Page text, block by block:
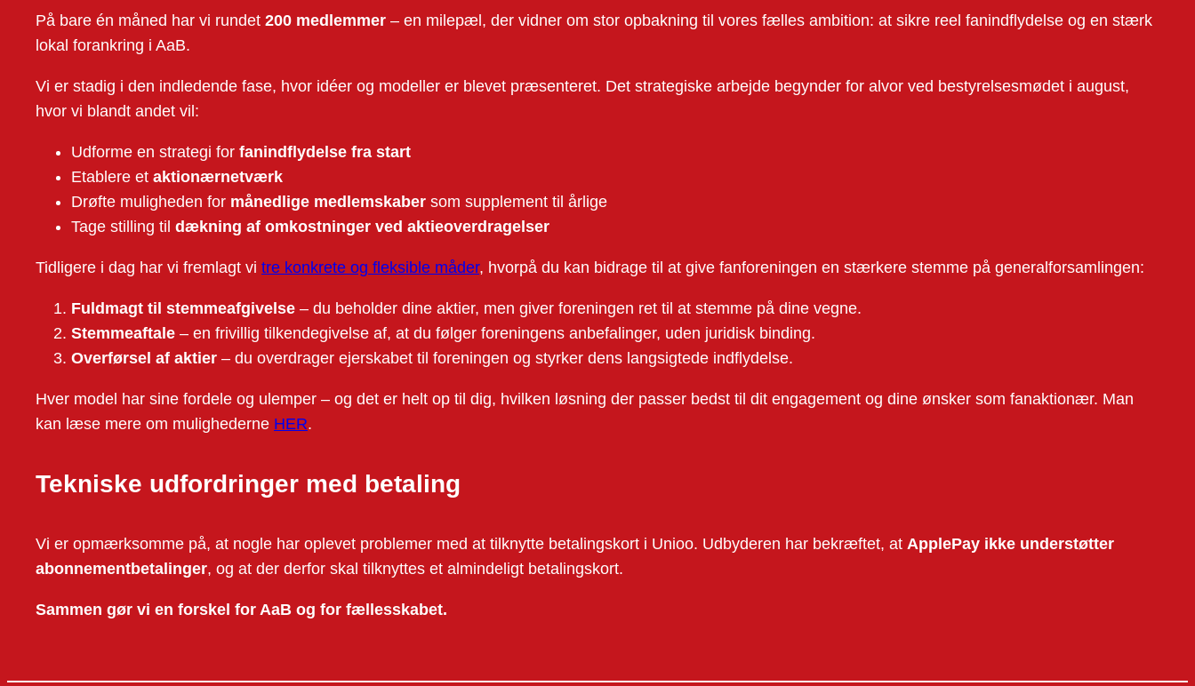
På bare én måned har vi rundet 200 medlemmer – en milepæl, der vidner om stor opbakning til vores fælles ambition: at sikre reel fanindflydelse og en stærk
lokal forankring i AaB.
Vi er stadig i den indledende fase, hvor idéer og modeller er blevet præsenteret. Det strategiske arbejde begynder for alvor ved bestyrelsesmødet i august,
hvor vi blandt andet vil:
Udforme en strategi for fanindflydelse fra start
Etablere et aktionærnetværk
Drøfte muligheden for månedlige medlemskaber som supplement til årlige
Tage stilling til dækning af omkostninger ved aktieoverdragelser
Tidligere i dag har vi fremlagt vi tre konkrete og fleksible måder, hvorpå du kan bidrage til at give fanforeningen en stærkere stemme på generalforsamlingen:
Fuldmagt til stemmeafgivelse – du beholder dine aktier, men giver foreningen ret til at stemme på dine vegne.
Stemmeaftale – en frivillig tilkendegivelse af, at du følger foreningens anbefalinger, uden juridisk binding.
Overførsel af aktier – du overdrager ejerskabet til foreningen og styrker dens langsigtede indflydelse.
Hver model har sine fordele og ulemper – og det er helt op til dig, hvilken løsning der passer bedst til dit engagement og dine ønsker som fanaktionær. Man
kan læse mere om mulighederne HER.
Tekniske udfordringer med betaling
Vi er opmærksomme på, at nogle har oplevet problemer med at tilknytte betalingskort i Unioo. Udbyderen har bekræftet, at ApplePay ikke understøtter
abonnementbetalinger, og at der derfor skal tilknyttes et almindeligt betalingskort.
Sammen gør vi en forskel for AaB og for fællesskabet.